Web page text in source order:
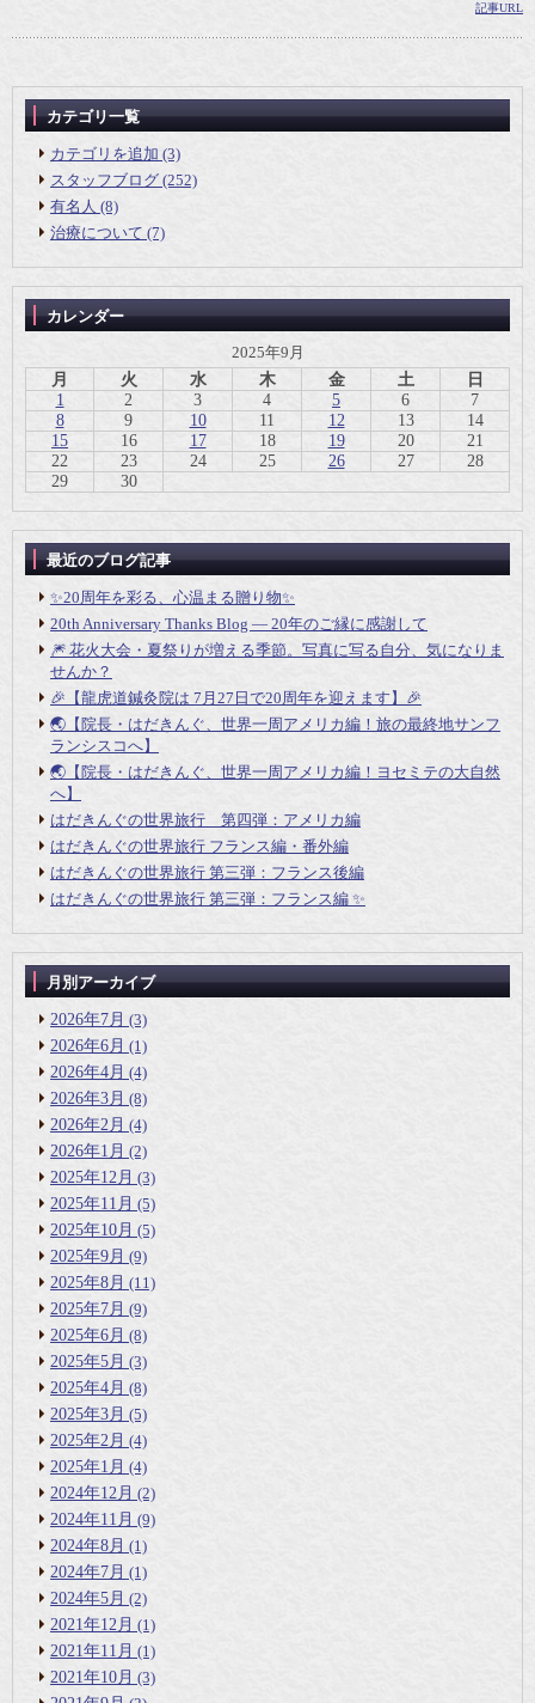
記事URL
カテゴリ一覧
カテゴリを追加 (3)
スタッフブログ (252)
有名人 (8)
治療について (7)
カレンダー
2025年9月
月
火 水 木 金 土
日
1
2 3 4 5 6
7
8
9 10 11 12 13
14
15
16 17 18 19 20
21
22
23 24 25 26 27
28
29
30
最近のブログ記事
✨20周年を彩る、心温まる贈り物✨
20th Anniversary Thanks Blog ― 20年のご縁に感謝して
🎆 花火大会・夏祭りが増える季節。写真に写る自分、気になりま
せんか？
🎉【龍虎道鍼灸院は 7月27日で20周年を迎えます】🎉
🌏【院長・はだきんぐ、世界一周アメリカ編！旅の最終地サンフ
ランシスコへ】
🌏【院長・はだきんぐ、世界一周アメリカ編！ヨセミテの大自然
へ】
はだきんぐの世界旅行 第四弾：アメリカ編
はだきんぐの世界旅行 フランス編・番外編
はだきんぐの世界旅行 第三弾：フランス後編
はだきんぐの世界旅行 第三弾：フランス編 ✨
月別アーカイブ
2026年7月 (3)
2026年6月 (1)
2026年4月 (4)
2026年3月 (8)
2026年2月 (4)
2026年1月 (2)
2025年12月 (3)
2025年11月 (5)
2025年10月 (5)
2025年9月 (9)
2025年8月 (11)
2025年7月 (9)
2025年6月 (8)
2025年5月 (3)
2025年4月 (8)
2025年3月 (5)
2025年2月 (4)
2025年1月 (4)
2024年12月 (2)
2024年11月 (9)
2024年8月 (1)
2024年7月 (1)
2024年5月 (2)
2021年12月 (1)
2021年11月 (1)
2021年10月 (3)